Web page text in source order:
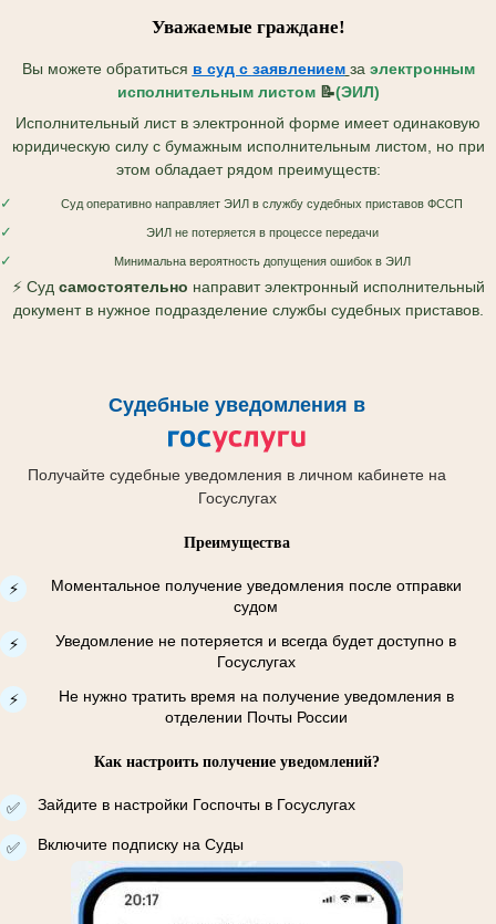
Уважаемые граждане!
Вы можете обратиться в суд с заявлением за электронным
исполнительным листом 📝(ЭИЛ)
Исполнительный лист в электронной форме имеет одинаковую
юридическую силу с бумажным исполнительным листом, но при
этом обладает рядом преимуществ:
✓ Суд оперативно направляет ЭИЛ в службу судебных приставов ФССП
✓ ЭИЛ не потеряется в процессе передачи
✓ Минимальна вероятность допущения ошибок в ЭИЛ
⚡ Суд самостоятельно направит электронный исполнительный
документ в нужное подразделение службы судебных приставов.
Судебные уведомления в
Получайте судебные уведомления в личном кабинете на
Госуслугах
Преимущества
⚡
Моментальное получение уведомления после отправки
судом
⚡
Уведомление не потеряется и всегда будет доступно в
Госуслугах
⚡
Не нужно тратить время на получение уведомления в
отделении Почты России
Как настроить получение уведомлений?
✅ Зайдите в настройки Госпочты в Госуслугах
✅ Включите подписку на Суды